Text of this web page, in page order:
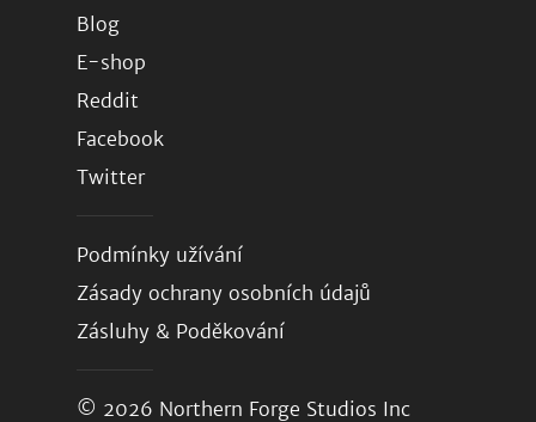
Blog
E-shop
Reddit
Facebook
Twitter
Podmínky užívání
Zásady ochrany osobních údajů
Zásluhy & Poděkování
© 2026 Northern Forge Studios Inc